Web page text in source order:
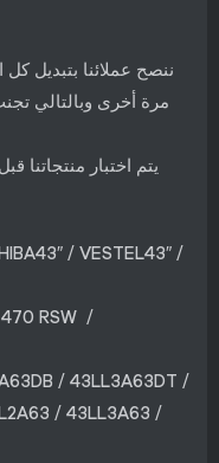
ننصح عملائنا بتبديل
مرة أخرى وبالتالي
يتم اختبار منتجاتنا
/ VESTEL43″ /
470 RSW /
/ 43LL3A63DT /
/ 43LL3A63 /